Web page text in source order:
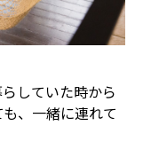
していた時から
、一緒に連れて